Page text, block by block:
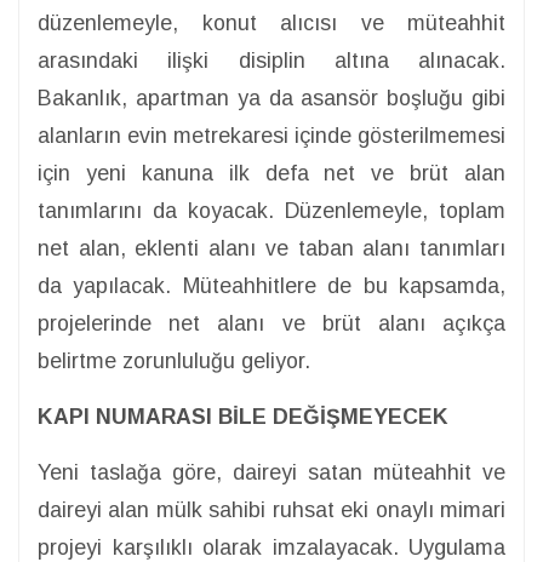
düzenlemeyle, konut alıcısı ve müteahhit
arasındaki ilişki disiplin altına alınacak.
Bakanlık, apartman ya da asansör boşluğu gibi
alanların evin metrekaresi içinde gösterilmemesi
için yeni kanuna ilk defa net ve brüt alan
tanımlarını da koyacak. Düzenlemeyle, toplam
net alan, eklenti alanı ve taban alanı tanımları
da yapılacak. Müteahhitlere de bu kapsamda,
projelerinde net alanı ve brüt alanı açıkça
belirtme zorunluluğu geliyor.
KAPI NUMARASI BİLE DEĞİŞMEYECEK
Yeni taslağa göre, daireyi satan müteahhit ve
daireyi alan mülk sahibi ruhsat eki onaylı mimari
projeyi karşılıklı olarak imzalayacak. Uygulama